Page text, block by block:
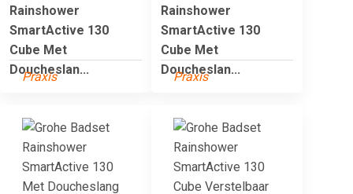
Rainshower
SmartActive 130
Cube Met
Doucheslan...
Praxis
Rainshower
SmartActive 130
Cube Met
Doucheslan...
Praxis